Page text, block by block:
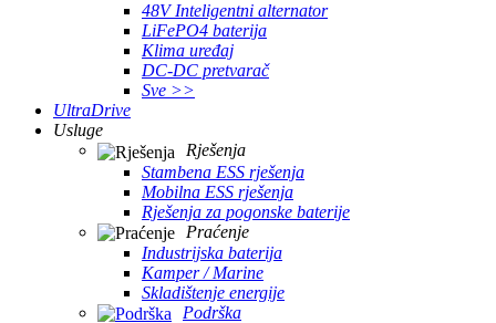
48V Inteligentni alternator
LiFePO4 baterija
Klima uređaj
DC-DC pretvarač
Sve >>
UltraDrive
Usluge
Rješenja
Stambena ESS rješenja
Mobilna ESS rješenja
Rješenja za pogonske baterije
Praćenje
Industrijska baterija
Kamper / Marine
Skladištenje energije
Podrška